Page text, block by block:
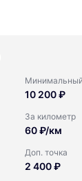
10 200 ₽
За километр
60 ₽/км
Доп. точка
2 400 ₽